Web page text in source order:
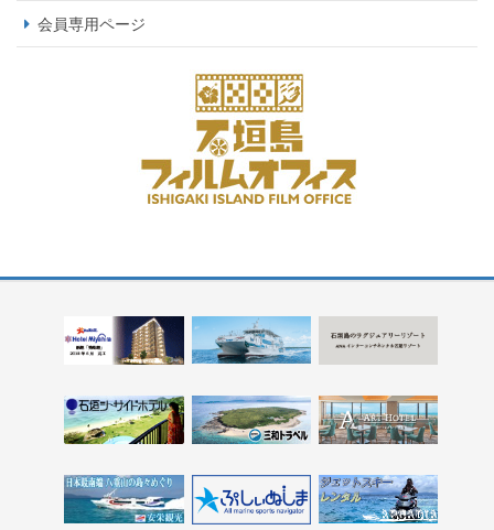
会員専用ページ